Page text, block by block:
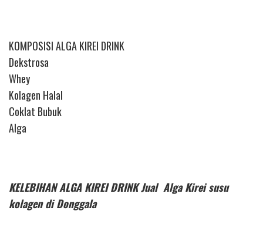
KOMPOSISI ALGA KIREI DRINK
Dekstrosa
Whey
Kolagen Halal
Coklat Bubuk
Alga
KELEBIHAN ALGA KIREI DRINK Jual Alga Kirei susu
kolagen di Donggala